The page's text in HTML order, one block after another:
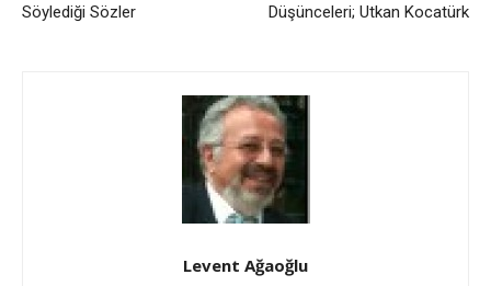
Söylediği Sözler
Düşünceleri; Utkan Kocatürk
Levent Ağaoğlu